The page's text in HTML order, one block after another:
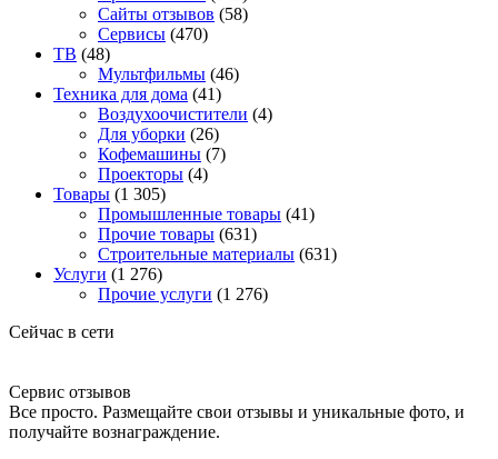
Сайты отзывов (58)
Сервисы (470)
ТВ (48)
Мультфильмы (46)
Техника для дома (41)
Воздухоочистители (4)
Для уборки (26)
Кофемашины (7)
Проекторы (4)
Товары (1 305)
Промышленные товары (41)
Прочие товары (631)
Строительные материалы (631)
Услуги (1 276)
Прочие услуги (1 276)
Сейчас в сети
Сервис отзывов
Все просто. Размещайте свои отзывы и уникальные фото, и
получайте вознаграждение.